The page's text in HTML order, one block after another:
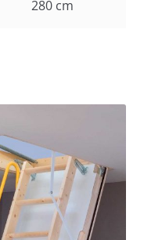
280 cm